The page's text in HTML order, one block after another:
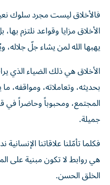
فالأخلاق ليست مجرد سلوك
الأخلاق مزايا وقواعد نلتزم
يهبها الله لمن يشاء جلّ جلاله،
الأخلاق هي ذلك الضياء الذي
بحديثه، وتعاملاته، ومواقفه،
المجتمع، ومحبوباً وحاضراً في
جميلة.
فكلما تأمّلنا علاقاتنا
هي روابط لا تكون مبنية على
الخلق الحسن.